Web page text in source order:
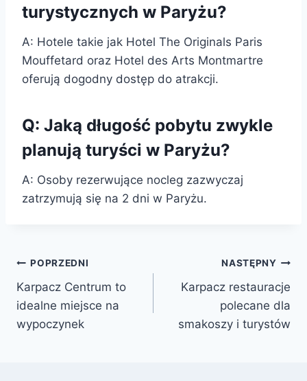
turystycznych w Paryżu?
A: Hotele takie jak Hotel The Originals Paris
Mouffetard oraz Hotel des Arts Montmartre
oferują dogodny dostęp do atrakcji.
Q: Jaką długość pobytu zwykle
planują turyści w Paryżu?
A: Osoby rezerwujące nocleg zazwyczaj
zatrzymują się na 2 dni w Paryżu.
Nawigacja
wpisu
POPRZEDNI
Karpacz Centrum to
idealne miejsce na
wypoczynek
NASTĘPNY
Karpacz restauracje
polecane dla
smakoszy i turystów